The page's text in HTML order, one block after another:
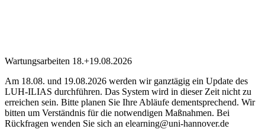
Wartungsarbeiten 18.+19.08.2026
Am 18.08. und 19.08.2026 werden wir ganztägig ein Update des
LUH-ILIAS durchführen. Das System wird in dieser Zeit nicht zu
erreichen sein. Bitte planen Sie Ihre Abläufe dementsprechend. Wir
bitten um Verständnis für die notwendigen Maßnahmen. Bei
Rückfragen wenden Sie sich an elearning@uni-hannover.de